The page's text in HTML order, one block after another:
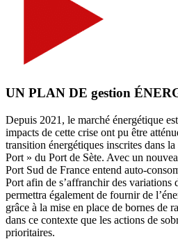
UN PLAN DE gestion
Depuis 2021, le marché énergétique
impacts de cette crise ont pu être
transition énergétiques inscrites dans
Port » du Port de Sète. Avec un
Port Sud de France entend auto-
Port afin de s’affranchir des variations
permettra également de fournir de
grâce à la mise en place de bornes de
dans ce contexte que les actions de
prioritaires.